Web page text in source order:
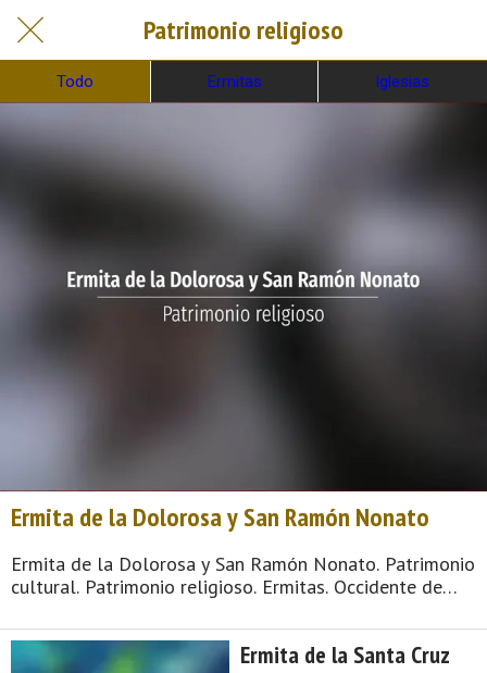
Patrimonio religioso
Todo Ermitas Iglesias
Ermita de la Dolorosa y San Ramón Nonato
Ermita de la Dolorosa y San Ramón Nonato. Patrimonio
cultural. Patrimonio religioso. Ermitas. Occidente de
Agua y fuego, siderúrgicos y herreros, un mundo de
ingenios hidráulicos patente en la herre ...
Ermita de la Santa Cruz